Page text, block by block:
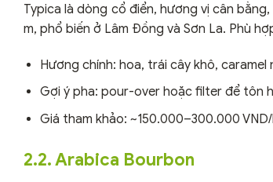
Typica là dòng cổ điển, hương vị cân
m, phổ biến ở Lâm Đồng và Sơn La. Phù
Hương chính: hoa, trái cây khô, caramel
Gợi ý pha: pour-over hoặc filter để tôn
Giá tham khảo: ~150.000–300.000
2.2. Arabica Bourbon